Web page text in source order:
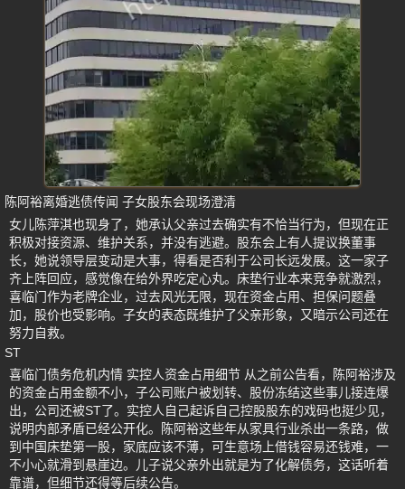
陈阿裕离婚逃债传闻 子女股东会现场澄清
女儿陈萍淇也现身了，她承认父亲过去确实有不恰当行为，但现在正
积极对接资源、维护关系，并没有逃避。股东会上有人提议换董事
长，她说领导层变动是大事，得看是否利于公司长远发展。这一家子
齐上阵回应，感觉像在给外界吃定心丸。床垫行业本来竞争就激烈，
喜临门作为老牌企业，过去风光无限，现在资金占用、担保问题叠
加，股价也受影响。子女的表态既维护了父亲形象，又暗示公司还在
努力自救。
ST
喜临门债务危机内情 实控人资金占用细节 从之前公告看，陈阿裕涉及
的资金占用金额不小，子公司账户被划转、股份冻结这些事儿接连爆
出，公司还被ST了。实控人自己起诉自己控股股东的戏码也挺少见，
说明内部矛盾已经公开化。陈阿裕这些年从家具行业杀出一条路，做
到中国床垫第一股，家底应该不薄，可生意场上借钱容易还钱难，一
不小心就滑到悬崖边。儿子说父亲外出就是为了化解债务，这话听着
靠谱，但细节还得等后续公告。